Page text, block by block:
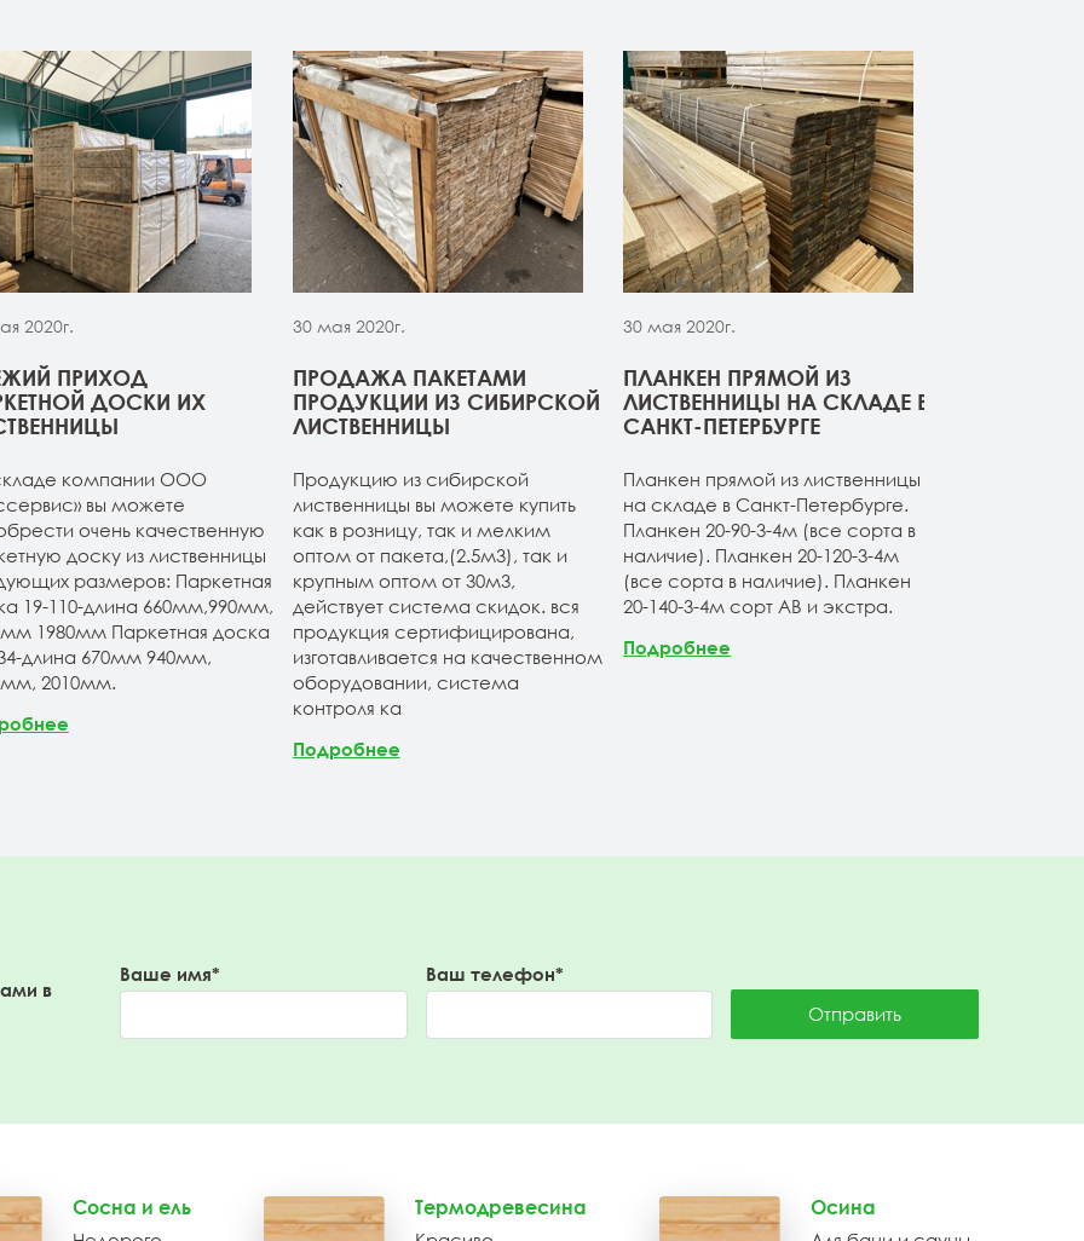
2020г.
ПРИХОД
ДОСКИ ИХ
компании ООО
вы можете
очень качественную
доску из лиственницы
размеров: Паркетная
19-110-длина 660мм,990мм,
1980мм Паркетная доска
длина 670мм 940мм,
2010мм.
30 мая 2020г.
ПРОДАЖА ПАКЕТАМИ
ПРОДУКЦИИ ИЗ СИБИРСКОЙ
ЛИСТВЕННИЦЫ
Продукцию из сибирской
лиственницы вы можете купить
как в розницу, так и мелким
оптом от пакета,(2.5м3), так и
крупным оптом от 30м3,
действует система скидок. вся
продукция сертифицирована,
изготавливается на качественном
оборудовании, система
контроля ка
Подробнее
30 мая 2020г.
ПЛАНКЕН ПРЯМОЙ ИЗ
ЛИСТВЕННИЦЫ НА СКЛАДЕ В
САНКТ-ПЕТЕРБУРГЕ
Планкен прямой из лиственницы
на складе в Санкт-Петербурге.
Планкен 20-90-3-4м (все сорта в
наличие). Планкен 20-120-3-4м
(все сорта в наличие). Планкен
20-140-3-4м сорт АВ и экстра.
Подробнее
в
Ваше имя*
Ваш телефон*
Отправить
Сосна и ель Термодревесина Осина